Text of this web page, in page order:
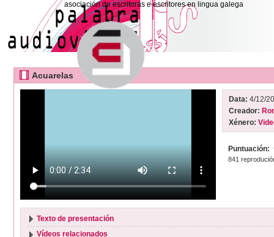
asociación de escritoras e escritores en lingua galega
Acuarelas
Data: 4/12/
Creador:
Xénero:
Puntuación:
841
Texto de presentación
Vídeos relacionados